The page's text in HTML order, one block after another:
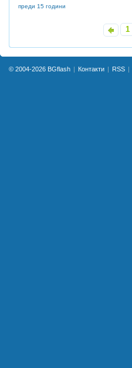
преди 15 години
1
© 2004-2026 BGflash Контакти RSS